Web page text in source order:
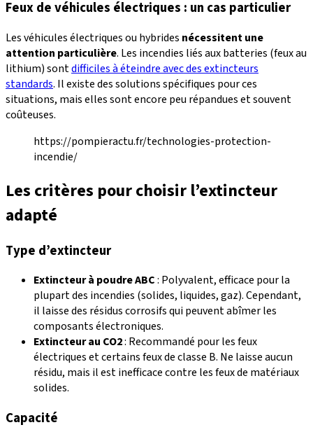
Feux de véhicules électriques : un cas particulier
Les véhicules électriques ou hybrides nécessitent une
attention particulière. Les incendies liés aux batteries (feux au
lithium) sontdifficiles à éteindre avec des extincteurs
standards. Il existe des solutions spécifiques pour ces
situations, mais elles sont encore peu répandues et souvent
coûteuses.
https://pompieractu.fr/technologies-protection-
incendie/
Les critères pour choisir l’extincteur
adapté
Type d’extincteur
Extincteur à poudre ABC: Polyvalent, efficace pour la
plupart des incendies (solides, liquides, gaz). Cependant,
il laisse des résidus corrosifs qui peuvent abîmer les
composants électroniques.
Extincteur au CO2: Recommandé pour les feux
électriques et certains feux de classe B. Ne laisse aucun
résidu, mais il est inefficace contre les feux de matériaux
solides.
Capacité